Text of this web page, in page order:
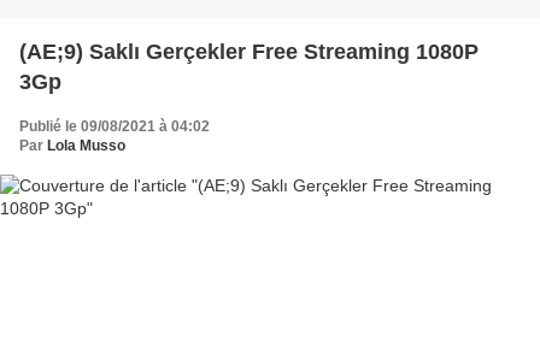
(AE;9) Saklı Gerçekler Free Streaming 1080P
3Gp
Publié le 09/08/2021 à 04:02
Par Lola Musso